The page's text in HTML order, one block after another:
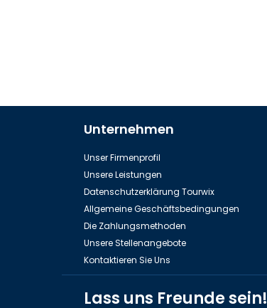
Unternehmen
Unser Firmenprofil
Unsere Leistungen
Datenschutzerklärung Tourwix
Allgemeine Geschäftsbedingungen
Die Zahlungsmethoden
Unsere Stellenangebote
Kontaktieren Sie Uns
Lass uns Freunde sein!